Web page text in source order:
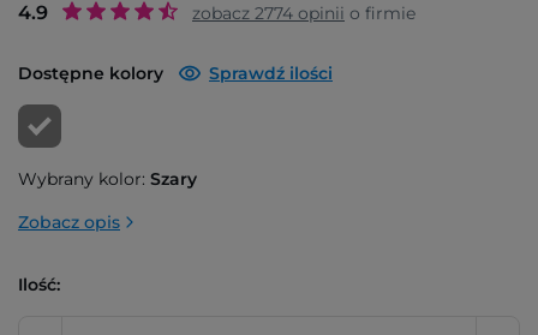
4.9 zobacz 2774 opinii o firmie
Dostępne kolory Sprawdź ilości
Wybrany kolor: Szary
Zobacz opis
Ilość: